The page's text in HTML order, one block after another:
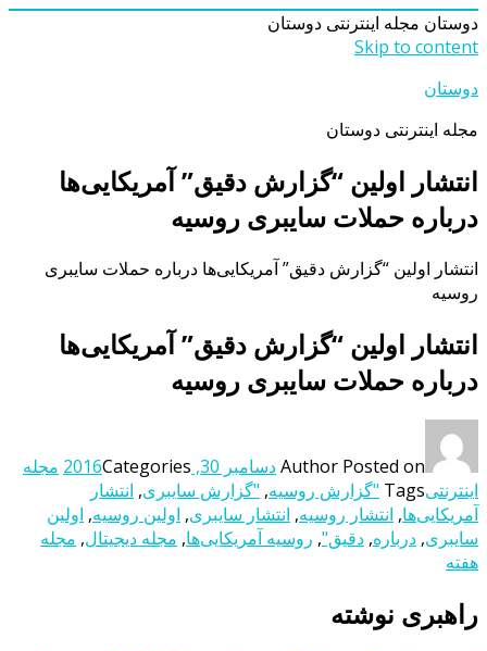
دوستان مجله اینترنتی دوستان
Skip to content
دوستان
مجله اینترنتی دوستان
انتشار اولین “گزارش دقیق” آمریکایی‌ها
درباره حملات سایبری روسیه
انتشار اولین “گزارش دقیق” آمریکایی‌ها درباره حملات سایبری
روسیه
انتشار اولین “گزارش دقیق” آمریکایی‌ها
درباره حملات سایبری روسیه
Author Posted on دسامبر 30, 2016 Categories
مجله
اینترنتیTags "گزارش روسیه, "گزارش سایبری, انتشار
آمریکایی‌ها, انتشار روسیه, انتشار سایبری, اولین روسیه, اولین
سایبری, درباره, دقیق", روسیه آمریکایی‌ها, مجله دیجیتال, مجله
هفته
راهبری نوشته